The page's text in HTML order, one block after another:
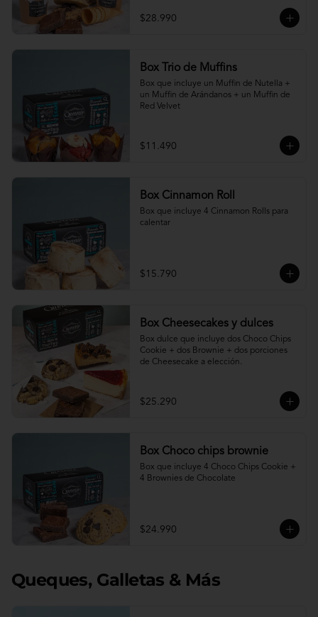
$28.990
Box Trio de Muffins
Box que incluye un Muffin de Nutella +
un Muffin de Arándanos + un Muffin de
Red Velvet
$11.490
Box Cinnamon Roll
Box que incluye 4 Cinnamon Rolls para
calentar
$15.790
Box Cheesecakes y dulces
Box dulce que incluye dos Choco Chips
Cookie + dos Brownie + dos porciones
de Cheesecake a elección.
$25.290
Box Choco chips brownie
Box que incluye 4 Choco Chips Cookie +
4 Brownies de Chocolate
$24.990
Queques, Galletas & Más